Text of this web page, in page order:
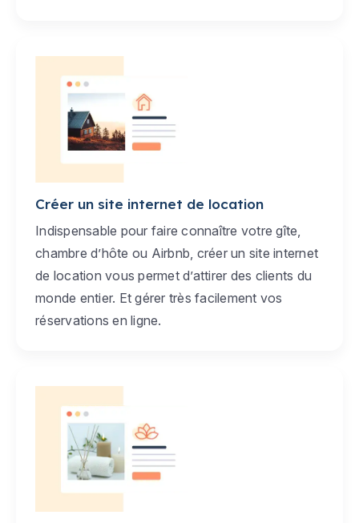
Créer un site internet de location
Indispensable pour faire connaître votre gîte,
chambre d’hôte ou Airbnb, créer un site internet
de location vous permet d’attirer des clients du
monde entier. Et gérer très facilement vos
réservations en ligne.